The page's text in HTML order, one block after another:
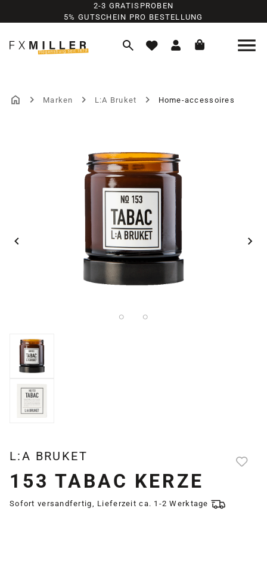
Zum Hauptinhalt springen
2-3 GRATISPROBEN
5% GUTSCHEIN PRO BESTELLUNG
Marken L:A Bruket Home-accessoires
Bildergalerie überspringen
L:A BRUKET
153 TABAC KERZE
Sofort versandfertig, Lieferzeit ca. 1-2 Werktage